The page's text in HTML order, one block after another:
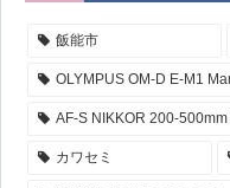
飯能市
OLYMPUS OM-D E-M1
AF-S NIKKOR 200-
カワセミ